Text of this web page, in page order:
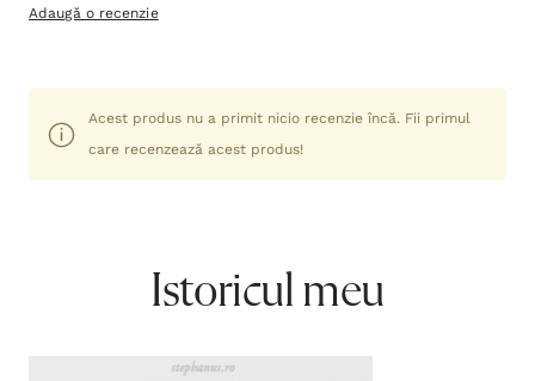
Adaugă o recenzie
Acest produs nu a primit nicio recenzie încă. Fii primul
care recenzează acest produs!
Istoricul meu